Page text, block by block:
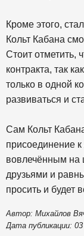
Кроме этого,
Кольт Кабана
Стоит отметить,
контракта, так
только в одной
развиваться и
Сам Кольт
присоединение
вовлечённым на
друзьями и
просить и будет
Автор: Михайлов
Дата публикации: